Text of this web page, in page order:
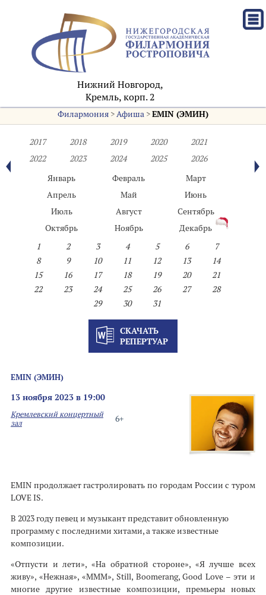
Нижний Новгород,
Кремль, корп. 2
Филармония>Афиша>EMIN (ЭМИН)
2017 2018 2019 2020
2021
2022
2023 2024 2025
2026
Январь
Февраль
Март
Апрель
Май
Июнь
Июль
Август
Сентябрь
Октябрь
Ноябрь
Декабрь
1
2 3 4 5 6
7
8
9 10 11 12 13
14
15
16 17 18 19 20
21
22
23 24 25 26 27
28
29
30 31
СКАЧАТЬ
РЕПЕРТУАР
EMIN (ЭМИН)
13 ноября 2023 в 19:00
6+
Кремлевский концертный
зал
EMIN продолжает гастролировать по городам России с туром
LOVE IS.
В 2023 году певец и музыкант представит обновленную
программу с последними хитами, а также известные
композиции.
«Отпусти и лети», «На обратной стороне», «Я лучше всех
живу», «Нежная», «МММ», Still, Boomerang, Good Love – эти и
многие другие известные композиции, премьеры новых